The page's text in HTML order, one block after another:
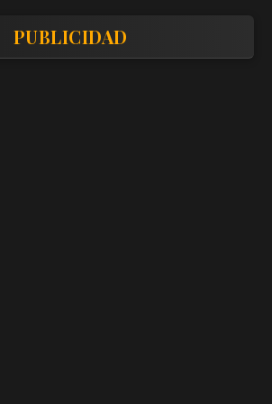
PUBLICIDAD